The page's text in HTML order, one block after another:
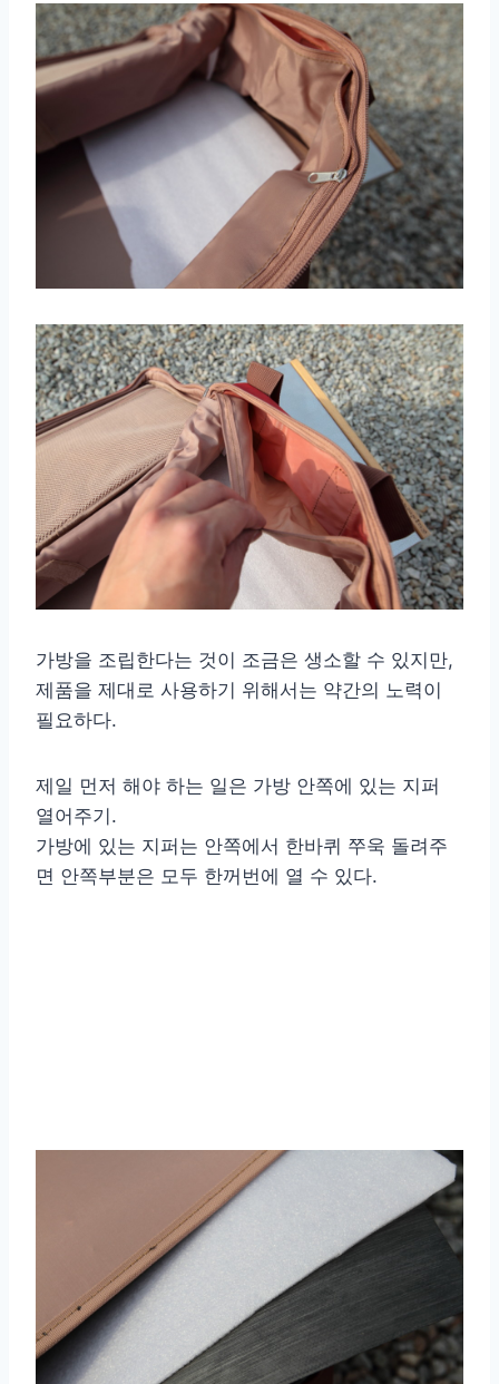
가방을 조립한다는 것이 조금은 생소할 수 있지만,
제품을 제대로 사용하기 위해서는 약간의 노력이
필요하다.
제일 먼저 해야 하는 일은 가방 안쪽에 있는 지퍼
열어주기.
가방에 있는 지퍼는 안쪽에서 한바퀴 쭈욱 돌려주
면 안쪽부분은 모두 한꺼번에 열 수 있다.